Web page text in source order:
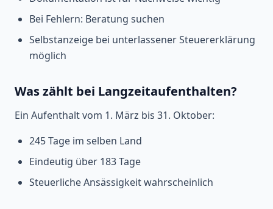
Bei Fehlern: Beratung suchen
Selbstanzeige bei unterlassener Steuererklärung
möglich
Was zählt bei Langzeitaufenthalten?
Ein Aufenthalt vom 1. März bis 31. Oktober:
245 Tage im selben Land
Eindeutig über 183 Tage
Steuerliche Ansässigkeit wahrscheinlich